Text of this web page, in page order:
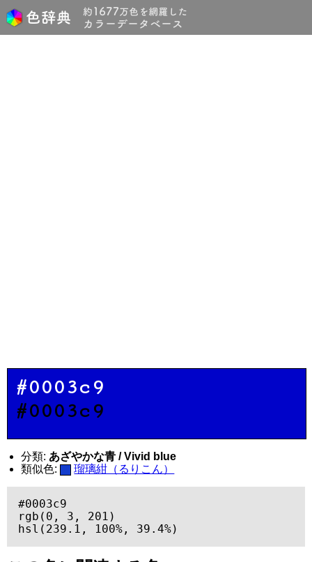
#0003c9
#0003c9
分類: あざやかな青 / Vivid blue
類似色:
瑠璃紺（るりこん）
#0003c9
rgb(0, 3, 201)
hsl(239.1, 100%, 39.4%)